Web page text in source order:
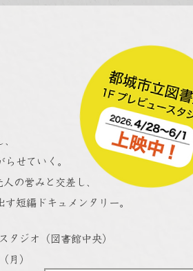
せていく。
の営みと交差し、
短編ドキュメンタリー。
タジオ（図書館中央）
月）